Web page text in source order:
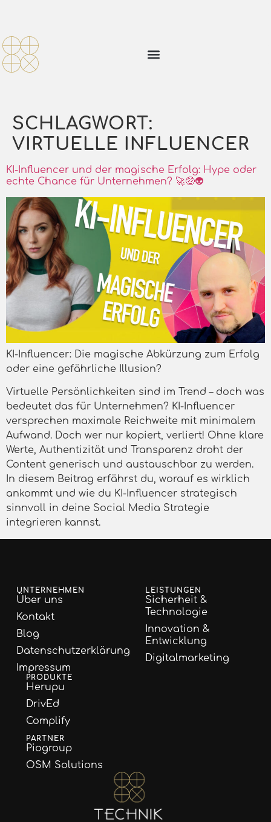
SCHLAGWORT:
VIRTUELLE INFLUENCER
KI-Influencer und der magische Erfolg: Hype oder
echte Chance für Unternehmen? 🚀🤑👽
KI-Influencer: Die magische Abkürzung zum Erfolg
oder eine gefährliche Illusion?
Virtuelle Persönlichkeiten sind im Trend – doch was
bedeutet das für Unternehmen? KI-Influencer
versprechen maximale Reichweite mit minimalem
Aufwand. Doch wer nur kopiert, verliert! Ohne klare
Werte, Authentizität und Transparenz droht der
Content generisch und austauschbar zu werden.
In diesem Beitrag erfährst du, worauf es wirklich
ankommt und wie du KI-Influencer strategisch
sinnvoll in deine Social Media Strategie
integrieren kannst.
UNTERNEHMEN
Über uns
Kontakt
Blog
Datenschutzerklärung
Impressum
LEISTUNGEN
Sicherheit &
Technologie
Innovation &
Entwicklung
Digitalmarketing
PRODUKTE
Herupu
DrivEd
Complify
PARTNER
Piogroup
OSM Solutions